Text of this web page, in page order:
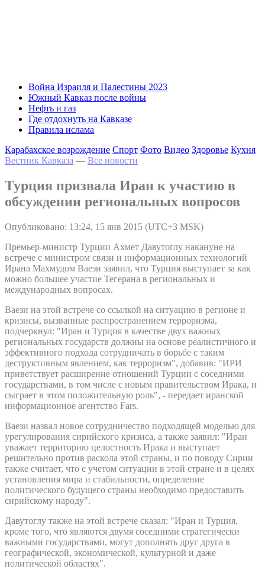
Война Израиля и Палестины 2023
Южный Кавказ после войны
Нефть и газ
Где отдохнуть на Кавказе
Правила ислама
Карабахское возрождение Спорт Фото Видео Здоровье Кухня
Вестник Кавказа — Все новости
Турция призвала Иран к участию в
обсуждении региональных вопросов
Опубликовано: 13:24, 15 янв 2015 (UTC+3 MSK)
Премьер-министр Турции Ахмет Давутоглу накануне на
встрече с министром связи и информационных технологий
Ирана Махмудом Ваези заявил, что Турция выступает за как
можно большее участие Тегерана в региональных и
международных вопросах.
Ваези на этой встрече со ссылкой на ситуацию в регионе и
кризисы, вызванные распространением терроризма,
подчеркнул: "Иран и Турция в качестве двух важных
региональных государств должны на основе реалистичного и
эффективного подхода сотрудничать в борьбе с таким
деструктивным явлением, как терроризм", добавив: "ИРИ
приветствует расширение отношений Турции с соседними
государствами, в том числе с новым правительством Ирака, и
сыграет в этом положительную роль", - передает иранской
информационное агентство Fars.
Ваези назвал новое сотрудничество подходящей моделью для
урегулирования сирийского кризиса, а также заявил: "Иран
уважает территорию целостность Ирака и выступает
решительно против раскола этой страны, и по поводу Сирии
также считает, что с учетом ситуации в этой стране и в целях
установления мира и стабильности, определение
политического будущего страны необходимо предоставить
сирийскому народу".
Давутоглу также на этой встрече сказал: "Иран и Турция,
кроме того, что являются двумя соседними стратегически
важными государствами, могут дополнять друг друга в
географической, экономической, культурной и даже
политической областях".